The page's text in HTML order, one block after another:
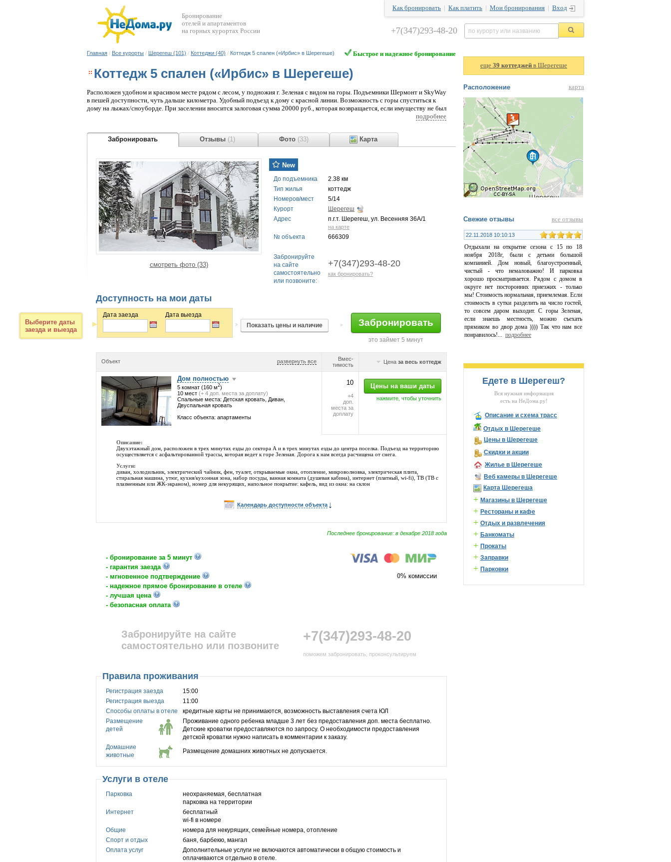
Бронирование
отелей и апартаментов
на горных курортах России
Как бронировать Как платить Мои бронирования Вход
+7(347)293-48-20
Главная / Все курорты / Шерегеш (101) / Коттеджи (40) / Коттедж 5 спален («Ирбис» в Шерегеше) Быстрое и надежное бронирование
Коттедж 5 спален («Ирбис» в Шерегеше)
Расположен удобном и красивом месте рядом с лесом, у подножия г. Зеленая с видом на горы. Подъемники Шермонт и SkyWay
в пешей доступности, чуть дальше километра. Удобный подъезд к дому с красной линии. Возможность с горы спуститься к
дому на лыжах/сноуборде. При заселении вносится залоговая сумма 20000 руб., которая возвращается, если имуществу не был
подробнее
Забронировать Отзывы (1) Фото (33) Карта
смотреть фото (33)
New
До подъемника
2.38 км
Тип жилья
коттедж
Номеров/мест
5/14
Курорт
Шерегеш
Адрес
п.г.т. Шерегеш, ул. Весенняя 36А/1
на карте
№ объекта 666309
Забронируйте
на сайте
самостоятельно
или позвоните:
+7(347)293-48-20
как бронировать?
Доступность на мои даты
Выберите даты
заезда и выезда
Дата заезда Дата выезда
> >
это займет 5 минут
развернуть все
Объект
Вмес-
тимость
Цена за весь коттедж
Дом полностью
5 комнат (160 м2)
10 мест (+ 4 доп. места за доплату)
Спальные места: Детская кровать, Диван,
Двуспальная кровать
Класс объекта: апартаменты
10
+4
доп.
места за
доплату
нажмите, чтобы уточнить
Описание:
Двухэтажный дом, расположен в трех минутах езды до сектора А и в трех минутах езды до центра поселка. Подъезд на территорию
осуществляется с асфальтированной трассы, которая ведет к горе Зеленая. Дорога к нам всегда расчищена от снега.
Услуги:
диван, холодильник, электрический чайник, фен, туалет, открываемые окна, отопление, микроволновка, электрическая плита,
стиральная машина, утюг, кухня/кухонная зона, набор посуды, ванная комната (душевая кабина), интернет (платный, wi-fi), ТВ (ТВ с
плазменным или ЖК-экраном), номер для некурящих, напольное покрытие: кафель, вид из окна: на склон
Календарь доступности объекта
Последнее бронирование: в декабре 2018 года
0% комиссии
- бронирование за 5 минут
- гарантия заезда
- мгновенное подтверждение
- надежное прямое бронирование в отеле
- лучшая цена
- безопасная оплата
+7(347)293-48-20
поможем забронировать, проконсультируем
Забронируйте на сайте
самостоятельно или позвоните
Правила проживания
Регистрация заезда
15:00
Регистрация выезда
11:00
Способы оплаты в отеле
кредитные карты не принимаются, возможность выставления счета ЮЛ
Размещение
детей
Проживание одного ребенка младше 3 лет без предоставления доп. места бесплатно.
Детские кроватки предоставляются по запросу. О необходимости предоставления
детской кроватки нужно написать в комментарии к заказу.
Домашние
животные
Размещение домашних животных не допускается.
Услуги в отеле
Парковка
неохраняемая, бесплатная
парковка на территории
Интернет
бесплатный
wi-fi в номере
Общие
номера для некурящих, семейные номера, отопление
Спорт и отдых
баня, барбекю, мангал
Оплата услуг
Дополнительные услуги не включаются автоматически в общую стоимость и
оплачиваются отдельно в отеле.
еще 39 коттеджей в Шерегеше
Расположение карта
Свежие отзывы все отзывы
22.11.2018 10:10:13
Отдыхали на открытие сезона с 15 по 18
ноября 2018г, были с детьми большой
компанией. Дом новый, благоустроенный,
чистый - что немаловажно! И парковка
хорошо просматривается. Рядом с домом в
округе нет посторонних приезжих - только
мы! Стоимость нормальная, приемлемая. Если
стоимость в сутки разделить на число гостей,
то совсем даром выходит. С горы Зеленая,
если знаешь местность, можно съехать
прямиком во двор дома )))) Так что нам все
понравилось!... подробнее
Едете в Шерегеш?
Вся нужная информация
есть на НеДома.ру!
Описание и схема трасс
Отдых в Шерегеше
Цены в Шерегеше
Скидки и акции
Жилье в Шерегеше
Веб камеры в Шерегеше
Карта Шерегеша
+ Магазины в Шерегеше
+ Рестораны и кафе
+ Отдых и развлечения
+ Банкоматы
+ Прокаты
+ Заправки
+ Парковки